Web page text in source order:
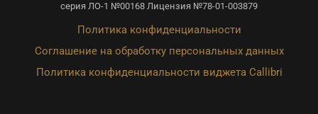
серия ЛО-1 №00168 Лицензия №78-01-003879
Политика конфиденциальности
Соглашение на обработку персональных данных
Политика конфиденциальности виджета Callibri